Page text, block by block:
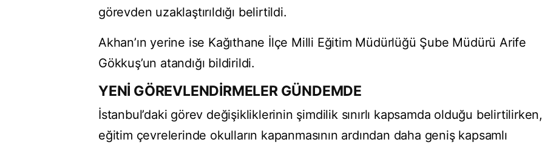
görevden uzaklaştırıldığı belirtildi.
Akhan’ın yerine ise Kağıthane İlçe Milli Eğitim Müdürlüğü Şube Müdürü Arife
Gökkuş’un atandığı bildirildi.
YENİ GÖREVLENDİRMELER GÜNDEMDE
İstanbul’daki görev değişikliklerinin şimdilik sınırlı kapsamda olduğu belirtilirken,
eğitim çevrelerinde okulların kapanmasının ardından daha geniş kapsamlı